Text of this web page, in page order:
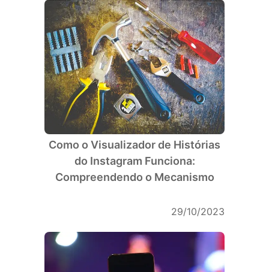
Como o Visualizador de Histórias
do Instagram Funciona:
Compreendendo o Mecanismo
29/10/2023